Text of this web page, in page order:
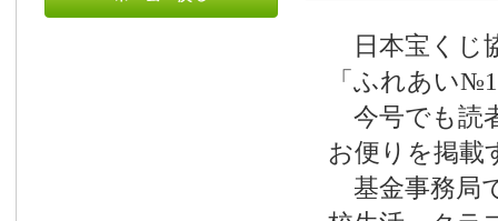
日本宝くじ
「ふれあい
今号でも読
お便りを掲載
基金事務局